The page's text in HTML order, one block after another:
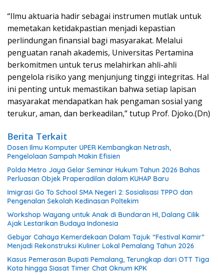
“Ilmu aktuaria hadir sebagai instrumen mutlak untuk
memetakan ketidakpastian menjadi kepastian
perlindungan finansial bagi masyarakat. Melalui
penguatan ranah akademis, Universitas Pertamina
berkomitmen untuk terus melahirkan ahli-ahli
pengelola risiko yang menjunjung tinggi integritas. Hal
ini penting untuk memastikan bahwa setiap lapisan
masyarakat mendapatkan hak pengaman sosial yang
terukur, aman, dan berkeadilan,” tutup Prof. Djoko.(Dn)
Berita Terkait
Dosen Ilmu Komputer UPER Kembangkan Netrash,
Pengelolaan Sampah Makin Efisien
Polda Metro Jaya Gelar Seminar Hukum Tahun 2026 Bahas
Perluasan Objek Praperadilan dalam KUHAP Baru
Imigrasi Go To School SMA Negeri 2: Sosialisasi TPPO dan
Pengenalan Sekolah Kedinasan Poltekim
Workshop Wayang untuk Anak di Bundaran HI, Dalang Cilik
Ajak Lestarikan Budaya Indonesia
Gebyar Cahaya Kemerdekaan Dalam Tajuk “Festival Kamir”
Menjadi Rekonstruksi Kuliner Lokal Pemalang Tahun 2026
Kasus Pemerasan Bupati Pemalang, Terungkap dari OTT Tiga
Kota hingga Siasat Timer Chat Oknum KPK